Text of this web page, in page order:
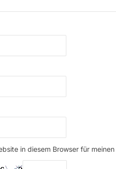
in diesem Browser für